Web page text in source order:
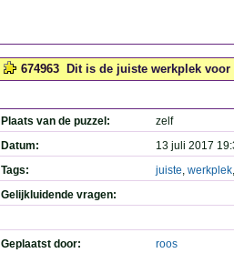
674963 Dit is de juiste werkplek voor
Plaats van de puzzel:
zelf
Datum:
13 juli 2017
Tags:
juiste, werkplek
Gelijkluidende vragen:
Geplaatst door: roos